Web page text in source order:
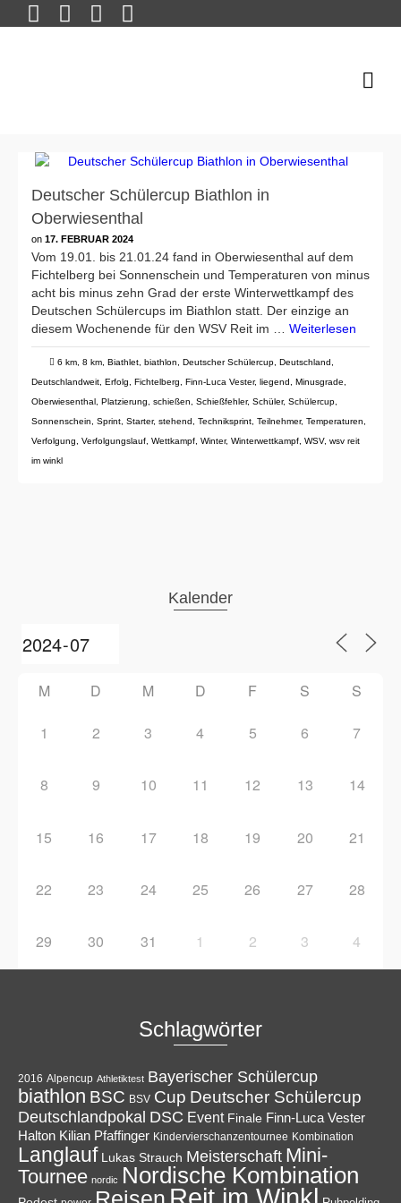
Deutscher Schülercup Biathlon in
Oberwiesenthal
on 17. FEBRUAR 2024
Vom 19.01. bis 21.01.24 fand in Oberwiesenthal auf dem
Fichtelberg bei Sonnenschein und Temperaturen von minus
acht bis minus zehn Grad der erste Winterwettkampf des
Deutschen Schülercups im Biathlon statt. Der einzige an
diesem Wochenende für den WSV Reit im … Weiterlesen
6 km 8 km Biathlet biathlon Deutscher Schülercup Deutschland
Deutschlandweit Erfolg Fichtelberg Finn-Luca Vester, liegend Minusgrade
Oberwiesenthal Platzierung schießen Schießfehler, Schüler, Schülercup
Sonnenschein
Sprint Starter, stehend Techniksprint Teilnehmer, Temperaturen
Verfolgung
Verfolgungslauf Wettkampf Winter, Winterwettkampf WSV, wsv reit
im winkl
Kalender
M D M D F S S
1 2 3 4 5 6 7
8 9 10 11 12 13 14
15 16 17 18 19 20 21
22 23 24 25 26 27 28
29 30 31 1 2 3 4
Schlagwörter
2016 Alpencup Athletiktest Bayerischer Schülercup
biathlon BSC BSV Cup Deutscher Schülercup
Deutschlandpokal DSC Event Finale Finn-Luca Vester
Halton Kilian Pfaffinger Kindervierschanzentournee Kombination
Langlauf Lukas Strauch Meisterschaft Mini-
Tournee nordic Nordische Kombination